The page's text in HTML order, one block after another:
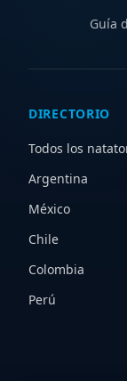
Guía
DIRECTORIO
Todos los
Argentina
México
Chile
Colombia
Perú